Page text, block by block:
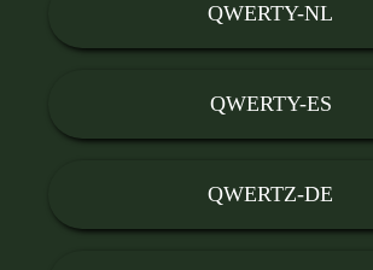
QWERTY-NL
QWERTY-ES
QWERTZ-DE